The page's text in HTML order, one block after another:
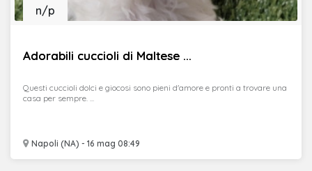
Adorabili cuccioli di Maltese ...
Napoli (NA) - 16 mag 08:49
n/p
Questi cuccioli dolci e giocosi sono pieni d'amore e pronti a trovare una
casa per sempre. ...